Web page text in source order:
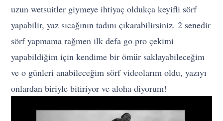
uzun wetsuitler giymeye ihtiyaç oldukça keyifli sörf
yapabilir, yaz sıcağının tadını çıkarabilirsiniz. 2 senedir
sörf yapmama rağmen ilk defa go pro çekimi
yapabildiğim için kendime bir ömür saklayabileceğim
ve o günleri anabileceğim sörf videolarım oldu, yazıyı
onlardan biriyle bitiriyor ve aloha diyorum!